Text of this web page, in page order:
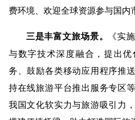
费环境、欢迎全球资源参与国内
三是丰富文旅场景。
《实
与数字技术深度融合，提出
务、鼓励各类移动应用程序推
持在线旅游平台推出服务专区
我国文化软实力与旅游吸引力